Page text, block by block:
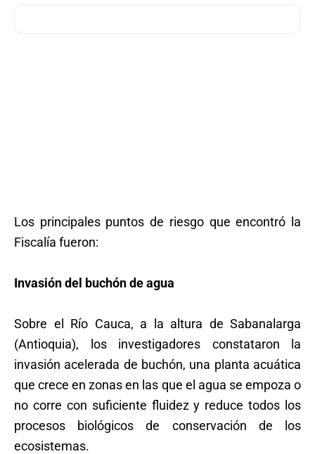
Los principales puntos de riesgo que encontró la
Fiscalía fueron:
Invasión del buchón de agua
Sobre el Río Cauca, a la altura de Sabanalarga
(Antioquia), los investigadores constataron la
invasión acelerada de buchón, una planta acuática
que crece en zonas en las que el agua se empoza o
no corre con suficiente fluidez y reduce todos los
procesos biológicos de conservación de los
ecosistemas.